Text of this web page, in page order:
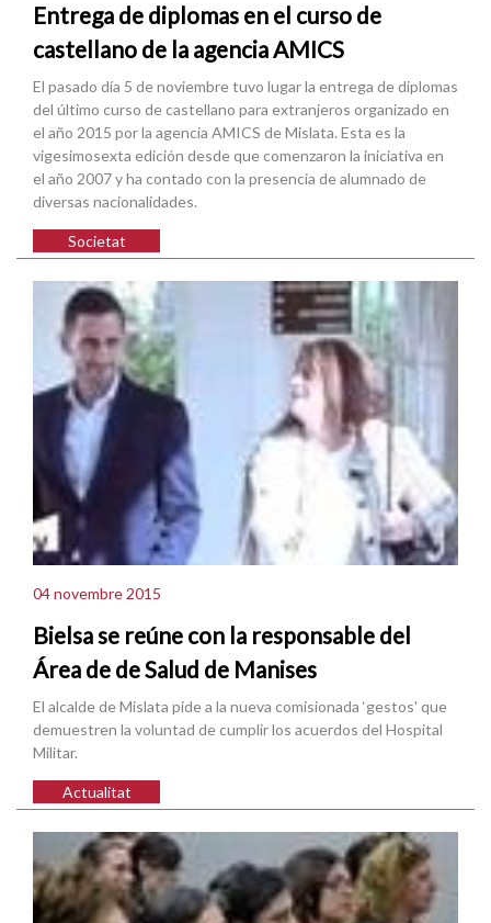
Entrega de diplomas en el curso de
castellano de la agencia AMICS
El pasado día 5 de noviembre tuvo lugar la entrega de diplomas
del último curso de castellano para extranjeros organizado en
el año 2015 por la agencia AMICS de Mislata. Esta es la
vigesimosexta edición desde que comenzaron la iniciativa en
el año 2007 y ha contado con la presencia de alumnado de
diversas nacionalidades.
Societat
04 novembre 2015
Bielsa se reúne con la responsable del
Área de de Salud de Manises
El alcalde de Mislata pide a la nueva comisionada ‘gestos' que
demuestren la voluntad de cumplir los acuerdos del Hospital
Militar.
Actualitat